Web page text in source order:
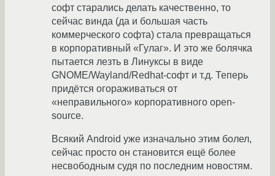
софт старались делать качественно, то
сейчас винда (да и большая часть
коммерческого софта) стала превращаться
в корпоративный «Гулаг». И это же болячка
пытается лезть в Линуксы в виде
GNOME/Wayland/Redhat-софт и т.д. Теперь
придётся огораживаться от
«неправильного» корпоративного open-
source.
Всякий Android уже изначально этим болел,
сейчас просто он становится ещё более
несвободным судя по последним новостям.